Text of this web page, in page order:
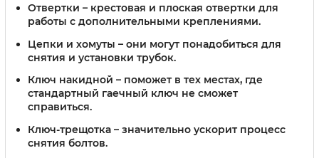
Отвертки – крестовая и плоская отвертки для
работы с дополнительными креплениями.
Цепки и хомуты – они могут понадобиться для
снятия и установки трубок.
Ключ накидной – поможет в тех местах, где
стандартный гаечный ключ не сможет
справиться.
Ключ-трещотка – значительно ускорит процесс
снятия болтов.